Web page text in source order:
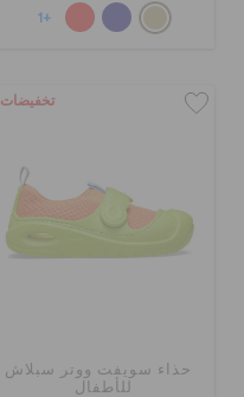
+1
تخفيضات
حذاء سويفت ووتر سبلاش
للأطفال